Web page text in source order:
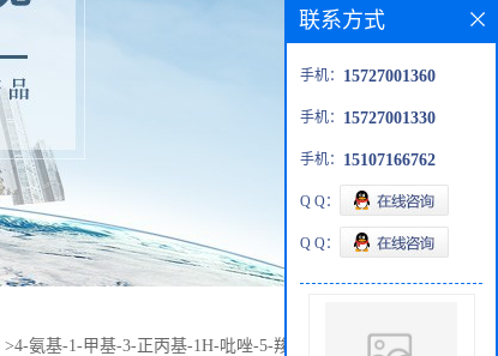
>4-氨基-1-甲基-3-正丙基-1H-吡唑-5-羧酰胺139756-02-8
联系方式
手机： 15727001360
手机： 15727001330
手机： 15107166762
Q Q：
Q Q：